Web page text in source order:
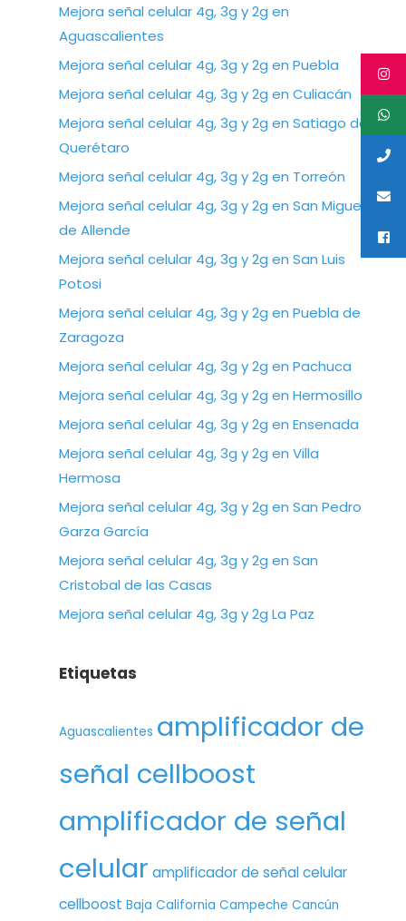
Mejora señal celular 4g, 3g y 2g en
Aguascalientes
Mejora señal celular 4g, 3g y 2g en Puebla
Mejora señal celular 4g, 3g y 2g en Culiacán
Mejora señal celular 4g, 3g y 2g en Satiago de
Querétaro
Mejora señal celular 4g, 3g y 2g en Torreón
Mejora señal celular 4g, 3g y 2g en San Miguel
de Allende
Mejora señal celular 4g, 3g y 2g en San Luis
Potosi
Mejora señal celular 4g, 3g y 2g en Puebla de
Zaragoza
Mejora señal celular 4g, 3g y 2g en Pachuca
Mejora señal celular 4g, 3g y 2g en Hermosillo
Mejora señal celular 4g, 3g y 2g en Ensenada
Mejora señal celular 4g, 3g y 2g en Villa
Hermosa
Mejora señal celular 4g, 3g y 2g en San Pedro
Garza García
Mejora señal celular 4g, 3g y 2g en San
Cristobal de las Casas
Mejora señal celular 4g, 3g y 2g La Paz
Etiquetas
Aguascalientes amplificador de
señal cellboost
amplificador de señal
celular amplificador de señal celular
cellboost Baja California Campeche Cancún